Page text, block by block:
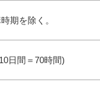
期を除く。
日間＝70時間)